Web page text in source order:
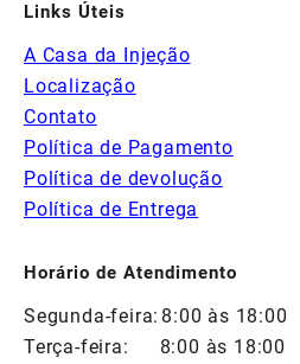
Links Úteis
A Casa da Injeção
Localização
Contato
Política de Pagamento
Política de devolução
Política de Entrega
Horário de Atendimento
Segunda-feira: 8:00 às 18:00
Terça-feira:
8:00 às 18:00